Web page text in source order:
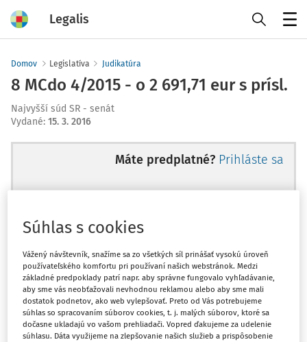
Legalis
Domov Legislatíva Judikatúra
8 MCdo 4/2015 - o 2 691,71 eur s prísl.
Najvyšší súd SR - senát
Vydané: 15. 3. 2016
Máte predplatné? Prihláste sa
Ups, zatiaľ ste si prečítali len
začiatok...
Celý odborný obsah z tejto oblasti je
dostupný predplatiteľom portálu.
Súhlas s cookies
Vážený návštevník, snažíme sa zo všetkých síl prinášať vysokú úroveň
používateľského komfortu pri používaní našich webstránok. Medzi
základné predpoklady patrí napr. aby správne fungovalo vyhľadávanie,
aby sme vás neobťažovali nevhodnou reklamou alebo aby sme mali
dostatok podnetov, ako web vylepšovať. Preto od Vás potrebujeme
súhlas so spracovaním súborov cookies, t. j. malých súborov, ktoré sa
dočasne ukladajú vo vašom prehliadači. Vopred ďakujeme za udelenie
súhlasu. Dáta využijeme na zlepšovanie našich služieb a prispôsobenie